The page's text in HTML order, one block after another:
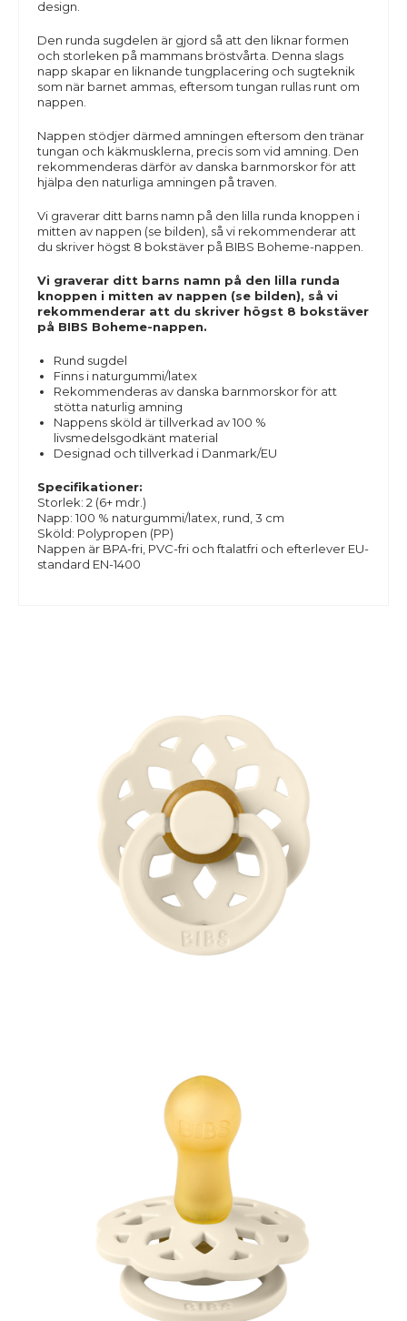
design.
Den runda sugdelen är gjord så att den liknar formen
och storleken på mammans bröstvårta. Denna slags
napp skapar en liknande tungplacering och sugteknik
som när barnet ammas, eftersom tungan rullas runt om
nappen.
Nappen stödjer därmed amningen eftersom den tränar
tungan och käkmusklerna, precis som vid amning. Den
rekommenderas därför av danska barnmorskor för att
hjälpa den naturliga amningen på traven.
Vi graverar ditt barns namn på den lilla runda knoppen i
mitten av nappen (se bilden), så vi rekommenderar att
du skriver högst 8 bokstäver på BIBS Boheme-nappen.
Vi graverar ditt barns namn på den lilla runda
knoppen i mitten av nappen (se bilden), så vi
rekommenderar att du skriver högst 8 bokstäver
på BIBS Boheme-nappen.
Rund sugdel
Finns i naturgummi/latex
Rekommenderas av danska barnmorskor för att
stötta naturlig amning
Nappens sköld är tillverkad av 100 %
livsmedelsgodkänt material
Designad och tillverkad i Danmark/EU
Specifikationer:
Storlek: 2 (6+ mdr.)
Napp: 100 % naturgummi/latex, rund, 3 cm
Sköld: Polypropen (PP)
Nappen är BPA-fri, PVC-fri och ftalatfri och efterlever EU-
standard EN-1400